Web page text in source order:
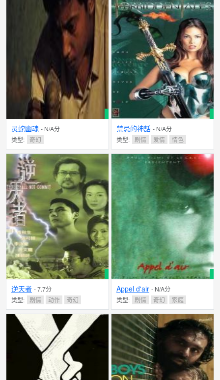
灵蛇幽魂 - N/A分
类型: 奇幻
禁忌的神話 - N/A分
类型: 剧情 爱情 情色
逆天者 - 7.7分
类型: 剧情 动作 奇幻
Appel d'air - N/A分
类型: 剧情 奇幻 家庭